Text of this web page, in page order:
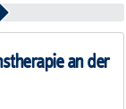
an der